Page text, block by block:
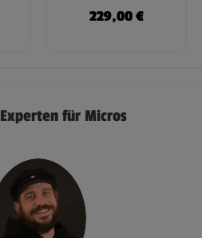
229,00€
für Micros